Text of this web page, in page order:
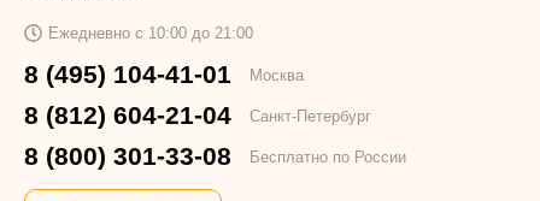
Ежедневно с 10:00 до 21:00
8 (495) 104-41-01 Москва
8 (812) 604-21-04 Санкт-Петербург
8 (800) 301-33-08 Бесплатно по России